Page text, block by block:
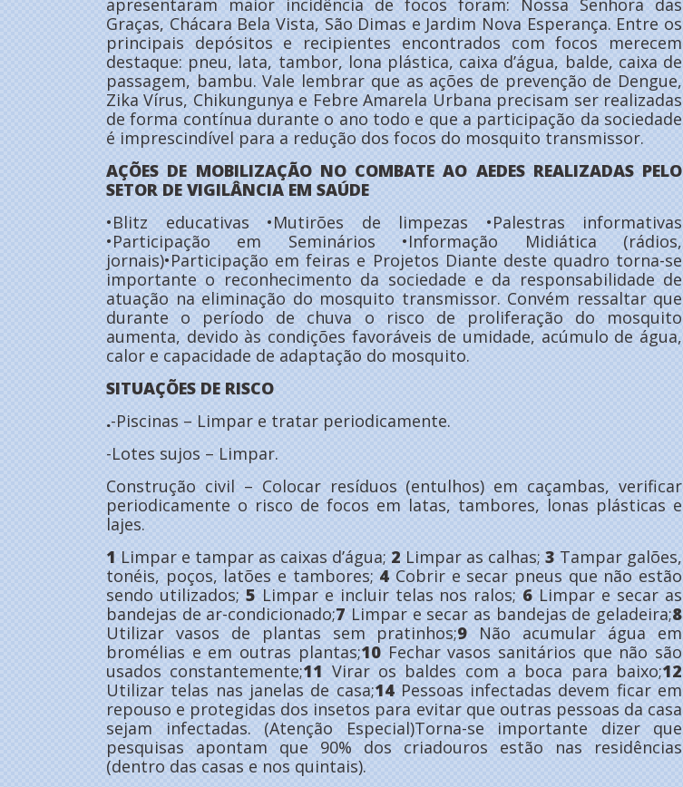
apresentaram maior incidência de focos foram: Nossa Senhora das
Graças, Chácara Bela Vista, São Dimas e Jardim Nova Esperança. Entre os
principais depósitos e recipientes encontrados com focos merecem
destaque: pneu, lata, tambor, lona plástica, caixa d’água, balde, caixa de
passagem, bambu. Vale lembrar que as ações de prevenção de Dengue,
Zika Vírus, Chikungunya e Febre Amarela Urbana precisam ser realizadas
de forma contínua durante o ano todo e que a participação da sociedade
é imprescindível para a redução dos focos do mosquito transmissor.
AÇÕES DE MOBILIZAÇÃO NO COMBATE AO AEDES REALIZADAS PELO
SETOR DE VIGILÂNCIA EM SAÚDE
•Blitz educativas •Mutirões de limpezas •Palestras informativas
•Participação em Seminários •Informação Midiática (rádios,
jornais)•Participação em feiras e Projetos Diante deste quadro torna-se
importante o reconhecimento da sociedade e da responsabilidade de
atuação na eliminação do mosquito transmissor. Convém ressaltar que
durante o período de chuva o risco de proliferação do mosquito
aumenta, devido às condições favoráveis de umidade, acúmulo de água,
calor e capacidade de adaptação do mosquito.
SITUAÇÕES DE RISCO
.-Piscinas – Limpar e tratar periodicamente.
-Lotes sujos – Limpar.
Construção civil – Colocar resíduos (entulhos) em caçambas, verificar
periodicamente o risco de focos em latas, tambores, lonas plásticas e
lajes.
1 Limpar e tampar as caixas d’água; 2 Limpar as calhas; 3 Tampar galões,
tonéis, poços, latões e tambores; 4 Cobrir e secar pneus que não estão
sendo utilizados; 5 Limpar e incluir telas nos ralos; 6 Limpar e secar as
bandejas de ar-condicionado;7 Limpar e secar as bandejas de geladeira;8
Utilizar vasos de plantas sem pratinhos;9 Não acumular água em
bromélias e em outras plantas;10Fechar vasos sanitários que não são
usados constantemente;11 Virar os baldes com a boca para baixo;12
Utilizar telas nas janelas de casa;14Pessoas infectadas devem ficar em
repouso e protegidas dos insetos para evitar que outras pessoas da casa
sejam infectadas. (Atenção Especial)Torna-se importante dizer que
pesquisas apontam que 90% dos criadouros estão nas residências
(dentro das casas e nos quintais).